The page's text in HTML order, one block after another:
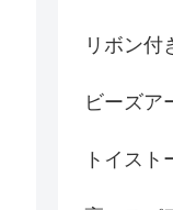
リボン付
ビーズア
トイスト